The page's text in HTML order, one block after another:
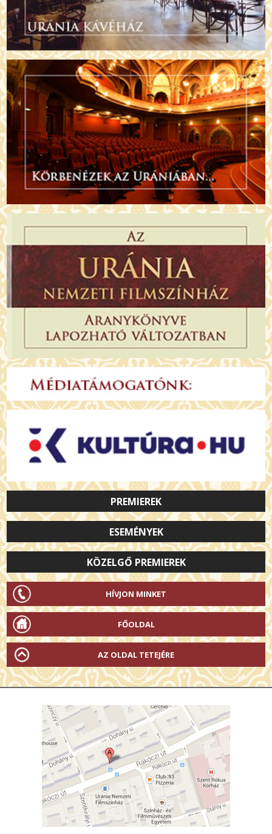
PREMIEREK
ESEMÉNYEK
KÖZELGŐ PREMIEREK
HÍVJON MINKET
FŐOLDAL
AZ OLDAL TETEJÉRE